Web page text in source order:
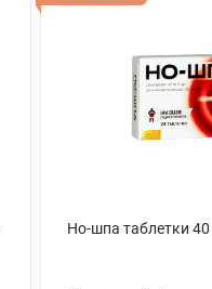
Но-шпа таблетки